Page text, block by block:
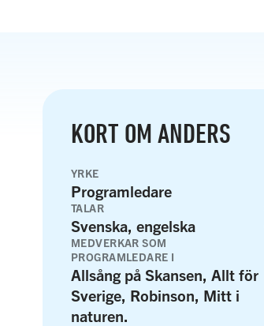
KORT OM ANDERS
YRKE
Programledare
TALAR
Svenska, engelska
MEDVERKAR SOM
PROGRAMLEDARE I
Allsång på Skansen, Allt för
Sverige, Robinson, Mitt i
naturen.